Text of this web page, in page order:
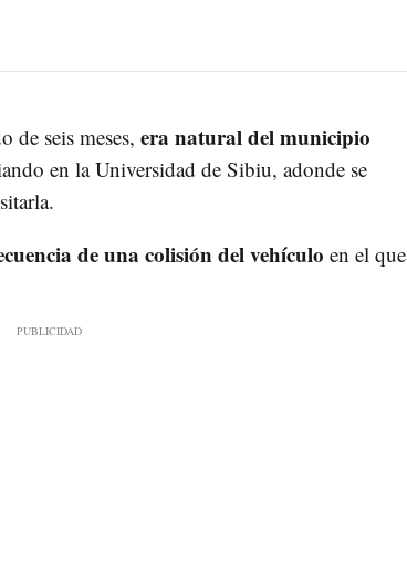
de seis meses, era natural del municipio
en la Universidad de Sibiu, adonde se
de una colisión del vehículo en el que